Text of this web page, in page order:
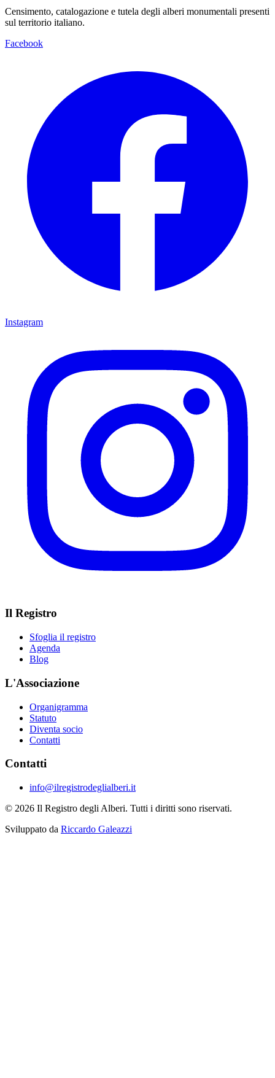
Censimento, catalogazione e tutela degli alberi monumentali presenti
sul territorio italiano.
Facebook
Instagram
Il Registro
Sfoglia il registro
Agenda
Blog
L'Associazione
Organigramma
Statuto
Diventa socio
Contatti
Contatti
info@ilregistrodeglialberi.it
© 2026 Il Registro degli Alberi. Tutti i diritti sono riservati.
Sviluppato da Riccardo Galeazzi